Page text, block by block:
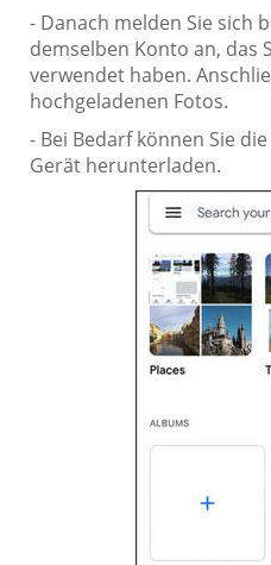
- Danach melden Sie sich
demselben Konto an, das
verwendet haben.
hochgeladenen Fotos.
- Bei Bedarf können Sie
Gerät herunterladen.